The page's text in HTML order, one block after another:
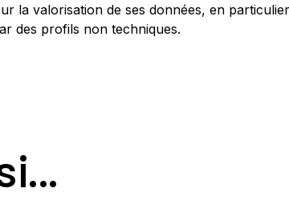
la valorisation de ses données, en
des profils non techniques.